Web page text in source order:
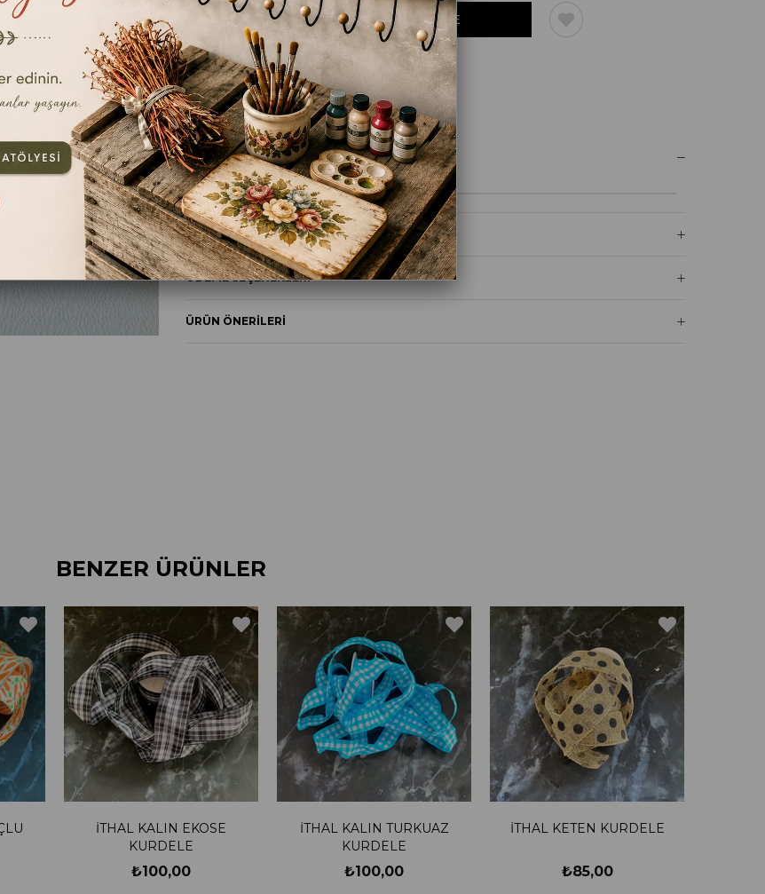
TAVSIYE ET YORUM YAZ
ÜRÜN ÖZELLIKLERI
YORUMLAR(0)
ÖDEME SEÇENEKLERI
ÜRÜN ÖNERILERI
BENZER ÜRÜNLER
İTHAL KALIN EKOSE
KURDELE
₺100,00
İTHAL KALIN TURKUAZ
KURDELE
₺100,00
İTHAL KETEN KURDELE
₺85,00